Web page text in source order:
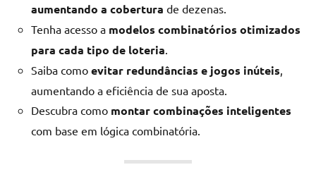
aumentando a cobertura de dezenas.
Tenha acesso a modelos combinatórios otimizados
para cada tipo de loteria
Saiba como evitar redundâncias e jogos inúteis
aumentando a eficiência de sua aposta.
Descubra como montar combinações inteligentes
com base em lógica combinatória.